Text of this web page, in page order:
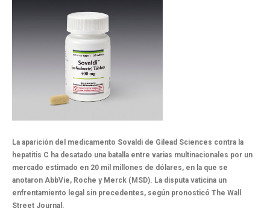
La aparición del medicamento Sovaldi de Gilead Sciences contra la
hepatitis C ha desatado una batalla entre varias multinacionales por un
mercado estimado en 20 mil millones de dólares, en la que se
anotaron AbbVie, Roche y Merck (MSD). La disputa vaticina un
enfrentamiento legal sin precedentes, según pronosticó The Wall
Street Journal.